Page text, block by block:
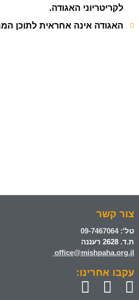
לקריטריוני האגודה.
האגודה אינה אחראית לתוכן
צור קשר
טל': 09-7467064
ת.ד. 2628 רעננה
office@mishpaha.org.il
עקבו אחרינו: